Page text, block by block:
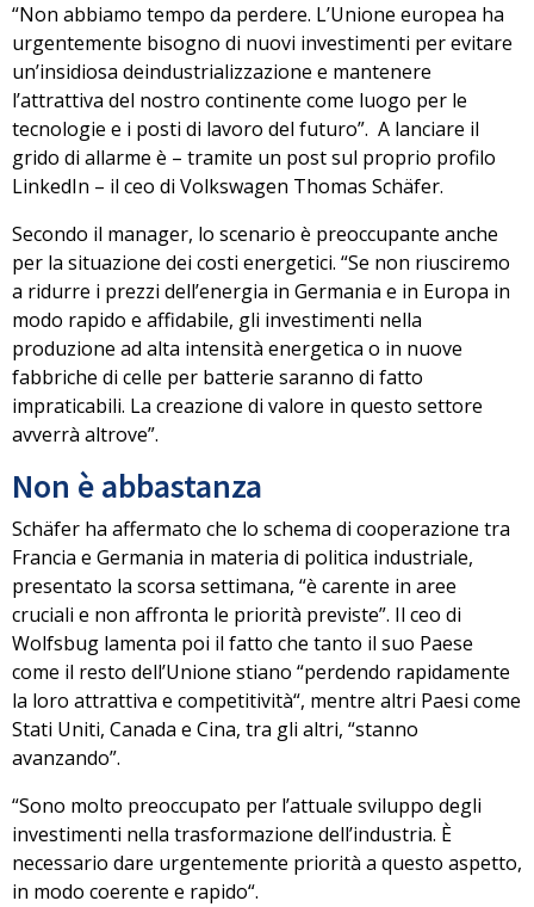
“Non abbiamo tempo da perdere. L’Unione europea ha
urgentemente bisogno di nuovi investimenti per evitare
un’insidiosa deindustrializzazione e mantenere
l’attrattiva del nostro continente come luogo per le
tecnologie e i posti di lavoro del futuro”. A lanciare il
grido di allarme è – tramite un post sul proprio profilo
LinkedIn – il ceo di Volkswagen Thomas Schäfer.
Secondo il manager, lo scenario è preoccupante anche
per la situazione dei costi energetici. “Se non riusciremo
a ridurre i prezzi dell’energia in Germania e in Europa in
modo rapido e affidabile, gli investimenti nella
produzione ad alta intensità energetica o in nuove
fabbriche di celle per batterie saranno di fatto
impraticabili. La creazione di valore in questo settore
avverrà altrove”.
Non è abbastanza
Schäfer ha affermato che lo schema di cooperazione tra
Francia e Germania in materia di politica industriale,
presentato la scorsa settimana, “è carente in aree
cruciali e non affronta le priorità previste”. Il ceo di
Wolfsbug lamenta poi il fatto che tanto il suo Paese
come il resto dell’Unione stiano “perdendo rapidamente
la loro attrattiva e competitività“, mentre altri Paesi come
Stati Uniti, Canada e Cina, tra gli altri, “stanno
avanzando”.
“Sono molto preoccupato per l’attuale sviluppo degli
investimenti nella trasformazione dell’industria. È
necessario dare urgentemente priorità a questo aspetto,
in modo coerente e rapido“.